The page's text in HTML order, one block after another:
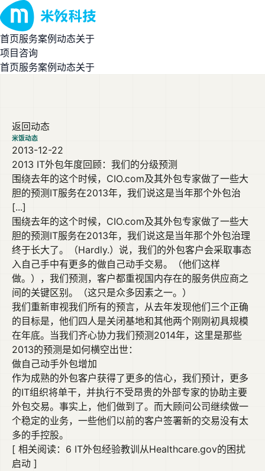
首页服务案例动态关于
项目咨询
首页服务案例动态关于
返回动态
米饭动态
2013-12-22
2013 IT外包年度回顾：我们的分级预测
围绕去年的这个时候，CIO.com及其外包专家做了一些大
胆的预测IT服务在2013年，我们说这是当年那个外包治
[...]
围绕去年的这个时候，CIO.com及其外包专家做了一些大
胆的预测IT服务在2013年，我们说这是当年那个外包治理
终于长大了。（Hardly.）说，我们的外包客户会采取事态
入自己手中有更多的做自己动手交易。（他们这样
做。），我们预测，客户都重视国内存在的服务供应商之
间的关键区别。（这只是众多因素之一。）
我们重新审视我们所有的预言，从去年发现他们三个正确
的目标是，他们四人是关闭基地和其他两个刚刚初具规模
在年底。当我们齐心协力我们预测2014年，这里是那些
2013的预测是如何横空出世：
做自己动手外包增加
作为成熟的外包客户获得了更多的信心，我们预计，更多
的IT组织将单干，并执行不受昂贵的外部专家的协助主要
外包交易。事实上，他们做到了。而大顾问公司继续做一
个稳定的业务，一些他们以前的客户签署新的交易没有太
多的手控股。
[ 相关阅读：6 IT外包经验教训从Healthcare.gov的困扰
启动 ]